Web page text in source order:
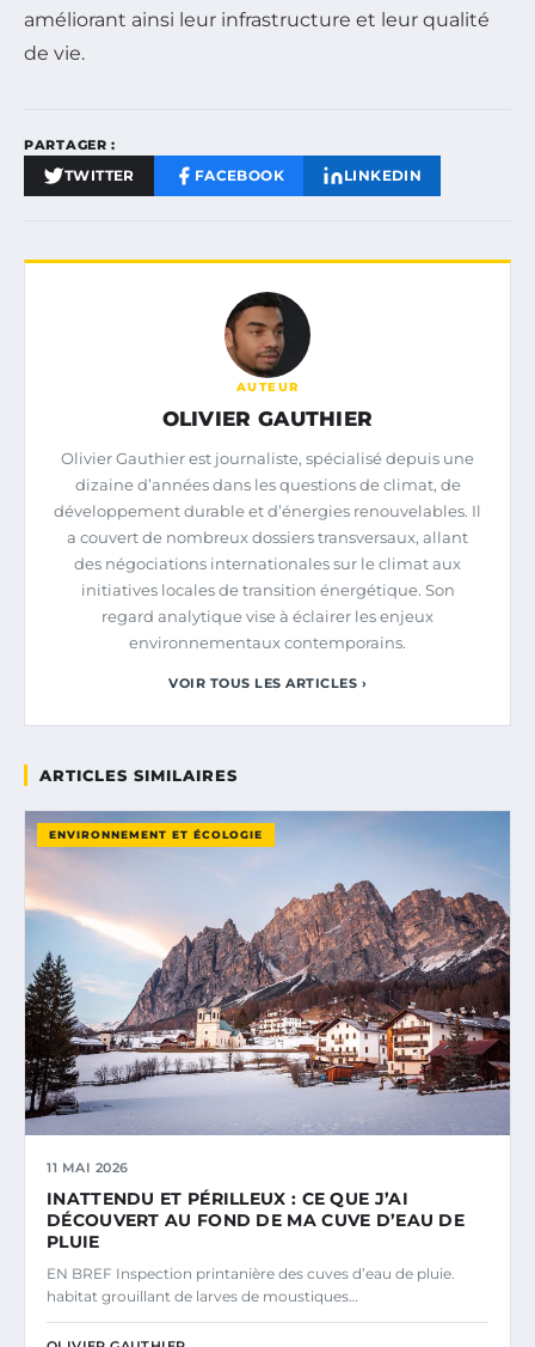
améliorant ainsi leur infrastructure et leur qualité
de vie.
PARTAGER :
TWITTER FACEBOOK LINKEDIN
AUTEUR
OLIVIER GAUTHIER
Olivier Gauthier est journaliste, spécialisé depuis une
dizaine d’années dans les questions de climat, de
développement durable et d’énergies renouvelables. Il
a couvert de nombreux dossiers transversaux, allant
des négociations internationales sur le climat aux
initiatives locales de transition énergétique. Son
regard analytique vise à éclairer les enjeux
environnementaux contemporains.
VOIR TOUS LES ARTICLES ›
ARTICLES SIMILAIRES
ENVIRONNEMENT ET ÉCOLOGIE
11 MAI 2026
INATTENDU ET PÉRILLEUX : CE QUE J’AI
DÉCOUVERT AU FOND DE MA CUVE D’EAU DE
PLUIE
EN BREF Inspection printanière des cuves d’eau de pluie.
habitat grouillant de larves de moustiques…